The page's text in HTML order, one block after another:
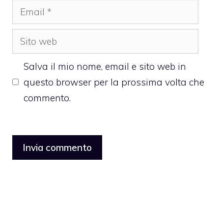
Email
Sito
web
Salva il mio nome, email e sito web in
questo browser per la prossima volta che
commento.